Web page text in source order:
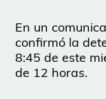
En un
confirmó la
8:45 de este
de 12 horas.